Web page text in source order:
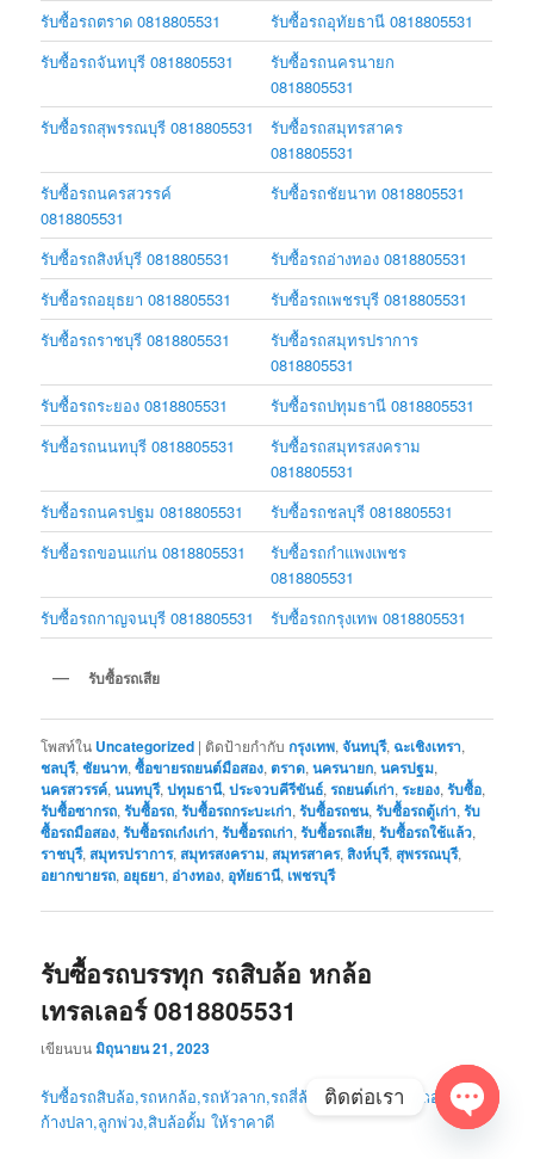
รับซื้อรถตราด 0818805531
รับซื้อรถอุทัยธานี 0818805531
รับซื้อรถจันทบุรี 0818805531
รับซื้อรถนครนายก
0818805531
รับซื้อรถสุพรรณบุรี 0818805531
รับซื้อรถสมุทรสาคร
0818805531
รับซื้อรถนครสวรรค์
0818805531
รับซื้อรถชัยนาท 0818805531
รับซื้อรถสิงห์บุรี 0818805531
รับซื้อรถอ่างทอง 0818805531
รับซื้อรถอยุธยา 0818805531
รับซื้อรถเพชรบุรี 0818805531
รับซื้อรถราชบุรี 0818805531
รับซื้อรถสมุทรปราการ
0818805531
รับซื้อรถระยอง 0818805531
รับซื้อรถปทุมธานี 0818805531
รับซื้อรถนนทบุรี 0818805531
รับซื้อรถสมุทรสงคราม
0818805531
รับซื้อรถนครปฐม 0818805531
รับซื้อรถชลบุรี 0818805531
รับซื้อรถขอนแก่น 0818805531
รับซื้อรถกำแพงเพชร
0818805531
รับซื้อรถกาญจนบุรี 0818805531
รับซื้อรถกรุงเทพ 0818805531
รับซื้อรถเสีย
โพสท์ใน Uncategorized | ติดป้ายกำกับ กรุงเทพ,จันทบุรี, ฉะเชิงเทรา,
ชลบุรี,ชัยนาท,ซื้อขายรถยนต์มือสอง,ตราด,นครนายก,นครปฐม,
นครสวรรค์,นนทบุรี,ปทุมธานี,ประจวบคีรีขันธ์,รถยนต์เก่า,ระยอง,รับซื้อ,
รับซื้อซากรถ,รับซื้อรถ,รับซื้อรถกระบะเก่า,รับซื้อรถชน,รับซื้อรถตู้เก่า,รับ
ซื้อรถมือสอง,รับซื้อรถเก๋งเก่า,รับซื้อรถเก่า,รับซื้อรถเสีย,รับซื้อรถใช้แล้ว,
ราชบุรี, สมุทรปราการ, สมุทรสงคราม, สมุทรสาคร,สิงห์บุรี, สุพรรณบุรี,
อยากขายรถ, อยุธยา, อ่างทอง, อุทัยธานี, เพชรบุรี
รับซื้อรถบรรทุก รถสิบล้อ หกล้อ
เทรลเลอร์ 0818805531
เขียนบนมิถุนายน 21, 2023
รับซื้อรถสิบล้อ,รถหกล้อ,รถหัวลาก,รถสี่ล้อกลาง,หางเทรลเลอร์,หาง
ก้างปลา,ลูกพ่วง,สิบล้อดั้ม ให้ราคาดี
ติดต่อเรา